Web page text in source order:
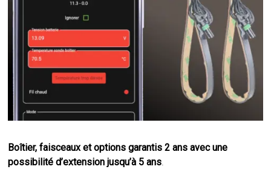
Boîtier, faisceaux et options garantis 2 ans avec une
possibilité d’extension jusqu’à 5 ans.